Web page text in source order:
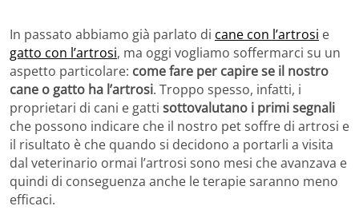
In passato abbiamo già parlato di cane con l’artrosi e
gatto con l’artrosi, ma oggi vogliamo soffermarci su un
aspetto particolare: come fare per capire se il nostro
cane o gatto ha l’artrosi. Troppo spesso, infatti, i
proprietari di cani e gatti sottovalutano i primi segnali
che possono indicare che il nostro pet soffre di artrosi e
il risultato è che quando si decidono a portarli a visita
dal veterinario ormai l’artrosi sono mesi che avanzava e
quindi di conseguenza anche le terapie saranno meno
efficaci.